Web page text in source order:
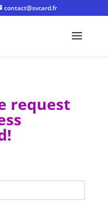
contact@svcard.fr
request